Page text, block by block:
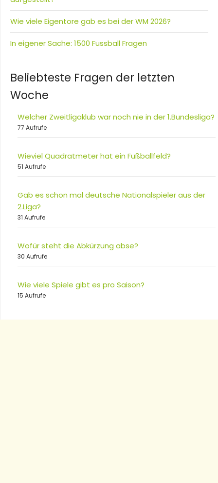
Wie viele Eigentore gab es bei der WM 2026?
In eigener Sache: 1500 Fussball Fragen
Beliebteste Fragen der letzten
Woche
Welcher Zweitligaklub war noch nie in der 1.Bundesliga?
77 Aufrufe
Wieviel Quadratmeter hat ein Fußballfeld?
51 Aufrufe
Gab es schon mal deutsche Nationalspieler aus der
2.Liga?
31 Aufrufe
Wofür steht die Abkürzung abse?
30 Aufrufe
Wie viele Spiele gibt es pro Saison?
15 Aufrufe